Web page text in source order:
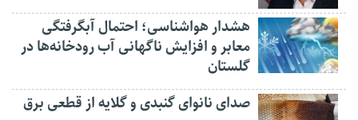
هشدار هواشناسی؛ احتمال آبگرفتگی
معابر و افزایش ناگهانی آب رودخانه‌ها در
گلستان
صدای نانوای گنبدی و گلایه از قطعی برق